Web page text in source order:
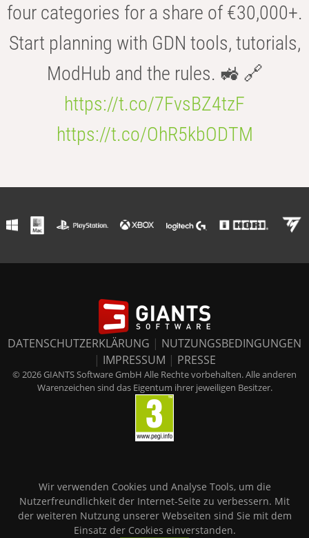
four categories for a share of €30,000+.
Start planning with GDN tools, tutorials,
ModHub and the rules. 🚜 🔗
https://t.co/7FvsBZ4tzF
https://t.co/OhR5kbODTM
DATENSCHUTZERKLÄRUNG | NUTZUNGSBEDINGUNGEN
| IMPRESSUM | PRESSE
© 2026 GIANTS Software GmbH Alle Rechte vorbehalten. Alle anderen
Warenzeichen sind das Eigentum ihrer jeweiligen Besitzer.
Wir verwenden Cookies und Analyse Tools, um die
Nutzerfreundlichkeit der Internet-Seite zu verbessern. Mit
der weiteren Nutzung unserer Webseiten sind Sie mit dem
Einsatz der Cookies einverstanden.